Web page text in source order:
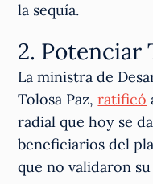
la sequía.
2. Potenciar
La ministra de
Tolosa Paz,ratificó
radial que hoy se
beneficiarios del
que no validaron